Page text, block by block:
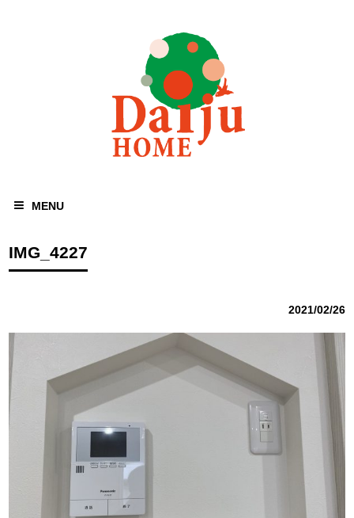
MENU
IMG_4227
2021/02/26